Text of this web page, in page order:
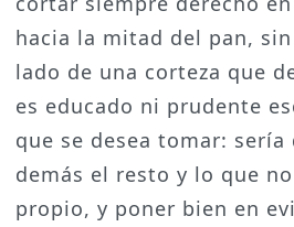
hacia la mitad del pan,
lado de una corteza que
es educado ni prudente
que se desea tomar: sería
demás el resto y lo que
propio, y poner bien en